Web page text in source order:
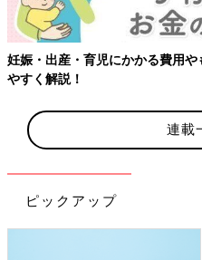
り
連載
ピックアップ